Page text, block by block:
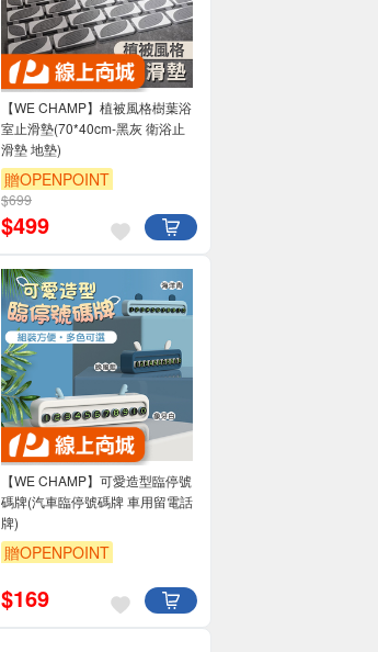
【WE CHAMP】植被風格樹葉浴
室止滑墊(70*40cm-黑灰 衛浴止
滑墊 地墊)
贈OPENPOINT
$699
$499
【WE CHAMP】可愛造型臨停號
碼牌(汽車臨停號碼牌 車用留電話
牌)
贈OPENPOINT
$169